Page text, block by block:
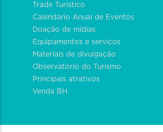
Trade Turístico
Calendário Anual de Eventos
Doação de mídias
Equipamentos e serviços
Materiais de divulgação
Observatório do Turismo
Principais atrativos
Venda BH